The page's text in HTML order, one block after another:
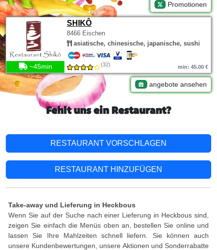
Promotionen
SHIKÔ
8466 Eischen
asiatische, chinesische, japanische, sushi
~45min (32) min: 45.00 €
angebote ansehen
Fehlt uns ein Restaurant?
RESTAURANT VORSCHLAGEN
RESTAURANT HINZUFÜGEN
Take-away und Lieferung in Heckbous
Wenn Sie auf der Suche nach einer Lieferung in Heckbous sind,
zeigen Sie einfach die Menüs oben an, bestellen Sie online und
lassen Sie Ihre Mahlzeiten schnell liefern. Sie können auch
unsere Kundenbewertungen, unsere Aktionen und Sonderrabatte